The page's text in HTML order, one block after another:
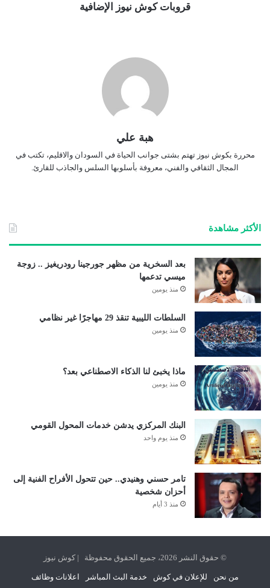
قروبات كوش نيوز الإضافية
هبة علي
محررة بكوش نيوز تهتم بشتى جوانب الحياة في السودان والاقليم، تكتب في
المجال الثقافي والفني، معروفة بأسلوبها السلس والجاذب للقارئ.
الأكثر مشاهدة
بعد السخرية من مظهر جورجينا رودريغيز .. زوجة
ميسي تدعمها
منذ يومين
السلطات الليبية تنقذ 29 مهاجرًا غير نظامي
منذ يومين
ماذا يخبئ لنا الذكاء الاصطناعي بعد؟
منذ يومين
البنك المركزي يدشن خدمات المحول القومي
منذ يوم واحد
تامر حسني وهنيدي.. حين تتحول الأفراح الفنية إلى
أحزان شخصية
منذ 3 أيام
© حقوق النشر 2026، جميع الحقوق محفوظة | كوش نيوز
من نحن للإعلان في كوش خدمة البث المباشر اعلانات وظائف